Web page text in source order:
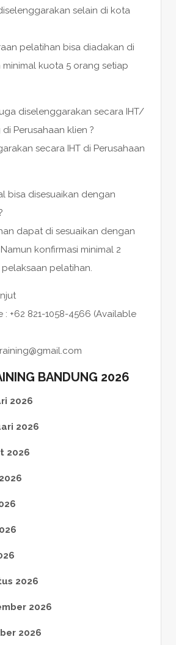
selain di kota
pelatihan bisa diadakan di
kuota 5 orang setiap
diselenggarakan secara IHT/
di Perusahaan klien ?
secara IHT di Perusahaan
bisa disesuaikan dengan
dapat di sesuaikan dengan
konfirmasi minimal 2
pelatihan.
: +62 821-1058-4566 (Available
BANDUNG 2026
2026
2026
2026
2026
2026
2026